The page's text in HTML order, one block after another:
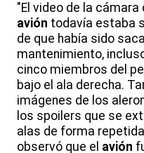
"El video de la cámara
avión todavía estaba
de que había sido
mantenimiento,
cinco miembros del
bajo el ala derecha.
imágenes de los
los spoilers que se
alas de forma
observó que el avión